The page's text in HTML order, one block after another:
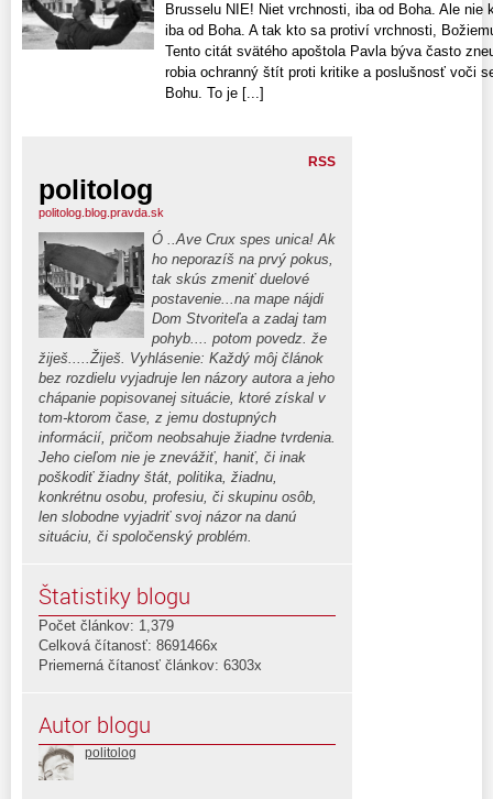
Brusselu NIE! Niet vrchnosti, iba od Boha. Ale nie
iba od Boha. A tak kto sa protiví vrchnosti,
Tento citát svätého apoštola Pavla býva často
robia ochranný štít proti kritike a poslušnosť voči
Bohu. To je [...]
RSS
politolog
politolog.blog.pravda.sk
Ó ..Ave Crux spes unica! Ak
ho neporazíš na prvý pokus,
tak skús zmeniť duelové
postavenie...na mape nájdi
Dom Stvoriteľa a zadaj tam
pohyb.... potom povedz. že
žiješ.....Žiješ. Vyhlásenie: Každý môj článok
bez rozdielu vyjadruje len názory autora a jeho
chápanie popisovanej situácie, ktoré získal v
tom-ktorom čase, z jemu dostupných
informácií, pričom neobsahuje žiadne tvrdenia.
Jeho cieľom nie je znevážiť, haniť, či inak
poškodiť žiadny štát, politika, žiadnu,
konkrétnu osobu, profesiu, či skupinu osôb,
len slobodne vyjadriť svoj názor na danú
situáciu, či spoločenský problém.
Štatistiky blogu
Počet článkov: 1,379
Celková čítanosť: 8691466x
Priemerná čítanosť článkov: 6303x
Autor blogu
politolog